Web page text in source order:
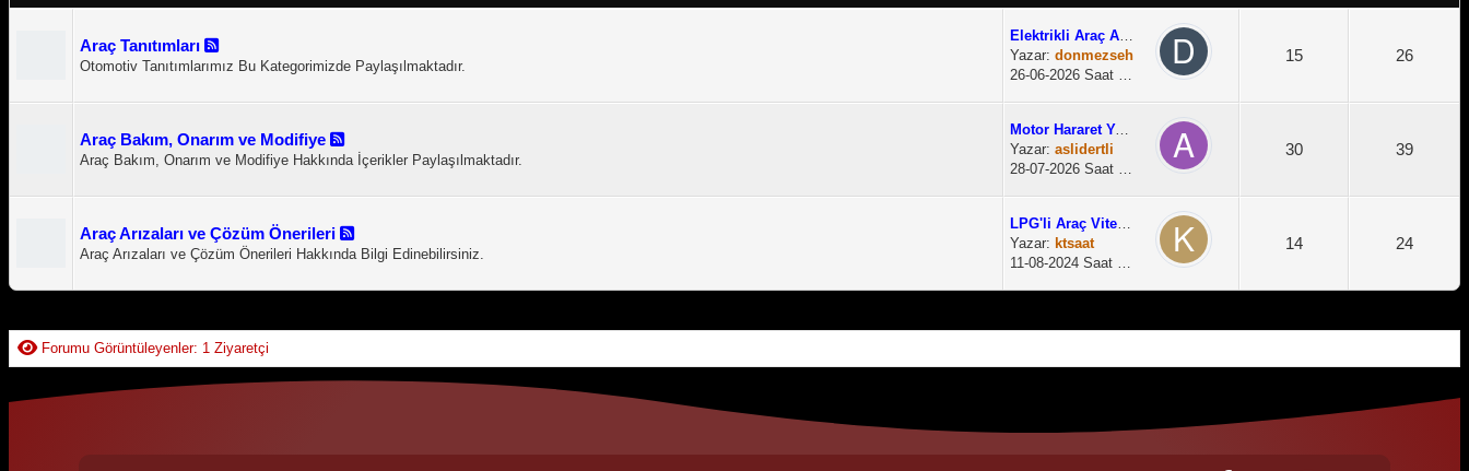
Araç Tanıtımları
Otomotiv Tanıtımlarımız Bu Kategorimizde Paylaşılmaktadır.
Elektrikli Araç Almak Ist...
Yazar: donmezseh
26-06-2026 Saat 13:02
15 26
Araç Bakım, Onarım ve Modifiye
Araç Bakım, Onarım ve Modifiye Hakkında İçerikler Paylaşılmaktadır.
Motor Hararet Yaparsa Ne ...
Yazar: aslidertli
28-07-2026 Saat 15:06
30 39
Araç Arızaları ve Çözüm Önerileri
Araç Arızaları ve Çözüm Önerileri Hakkında Bilgi Edinebilirsiniz.
LPG'li Araç Vitesi Boşa A...
Yazar: ktsaat
11-08-2024 Saat 14:04
14 24
Forumu Görüntüleyenler: 1 Ziyaretçi